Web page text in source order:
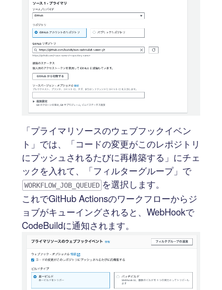
「プライマリソースのウェブフックイベン
ト」では、「コードの変更がこのレポジトリ
にプッシュされるたびに再構築する」にチェ
ックを入れて、「フィルターグループ」で
WORKFLOW_JOB_QUEUED を選択します。
これでGitHub Actionsのワークフローからジ
ョブがキューイングされると、WebHookで
CodeBuildに通知されます。